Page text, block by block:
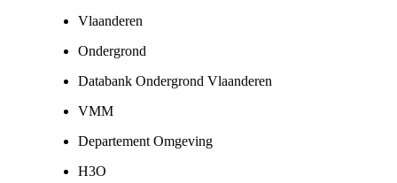
Vlaanderen
Ondergrond
Databank Ondergrond Vlaanderen
VMM
Departement Omgeving
H3O